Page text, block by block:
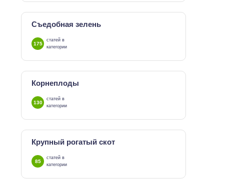
Съедобная зелень
175
статей в
категории
Корнеплоды
130
статей в
категории
Крупный рогатый скот
85
статей в
категории